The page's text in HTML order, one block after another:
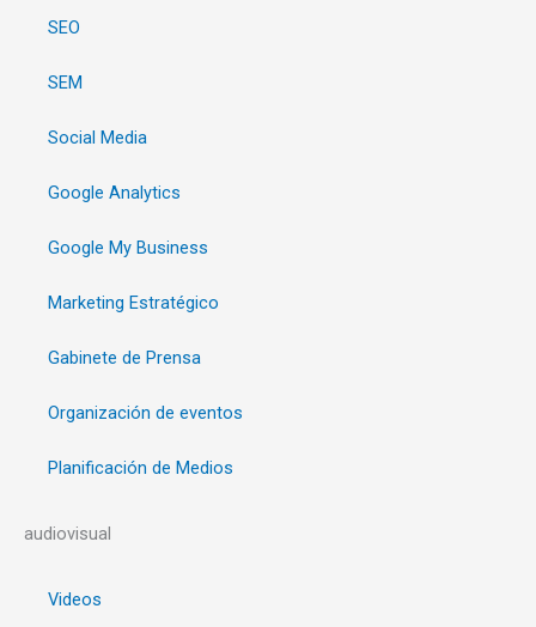
SEO
SEM
Social Media
Google Analytics
Google My Business
Marketing Estratégico
Gabinete de Prensa
Organización de eventos
Planificación de Medios
audiovisual
Videos